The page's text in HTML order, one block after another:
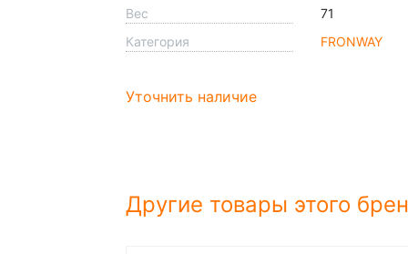
Вес
71
Категория
FRONWAY
Уточнить наличие
Другие товары этого